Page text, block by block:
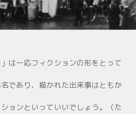
は一応フィクションの形をとって
であり、描かれた出来事はともか
ョンといっていいでしょう。（た